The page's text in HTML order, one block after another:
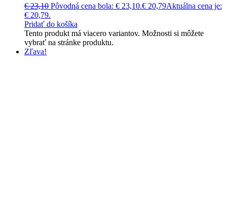
€23,10 Pôvodná cena bola: € 23,10.€ 20,79Aktuálna cena je:
€ 20,79.
Pridať do košíka
Tento produkt má viacero variantov. Možnosti si môžete
vybrať na stránke produktu.
Zľava!